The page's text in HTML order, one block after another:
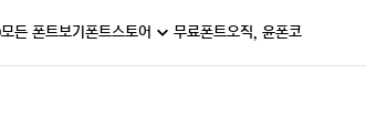
모든 폰트보기폰트스토어 무료폰트오직, 윤폰코